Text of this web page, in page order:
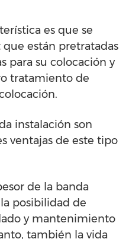
es que se
están pretratadas
para su colocación y
tratamiento de
instalación son
ventajas de este tipo
de la banda
posibilidad de
y mantenimiento
también la vida